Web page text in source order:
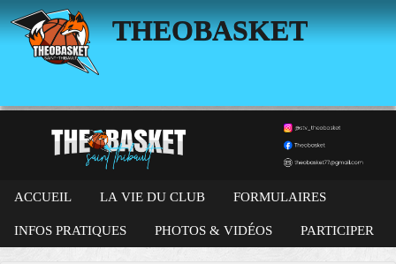
THEOBASKET
ACCUEIL LA VIE DU CLUB FORMULAIRES
INFOS PRATIQUES PHOTOS & VIDÉOS PARTICIPER
Panneau de gestion des cookies